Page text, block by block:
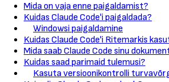
Mida on vaja enne paigaldamist?
Kuidas Claude Code'i paigaldada?
Windowsi paigaldamine
Kuidas Claude Code'i Ritemarkis
Mida saab Claude Code sinu
Kuidas saad parimaid tulemusi?
Kasuta versioonikontrolli